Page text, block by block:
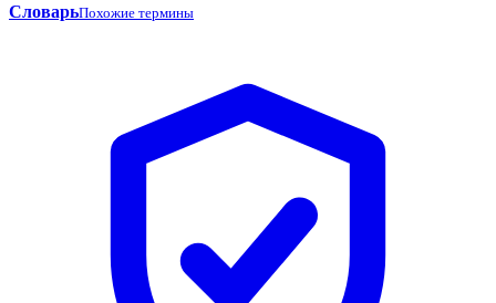
СловарьПохожие термины